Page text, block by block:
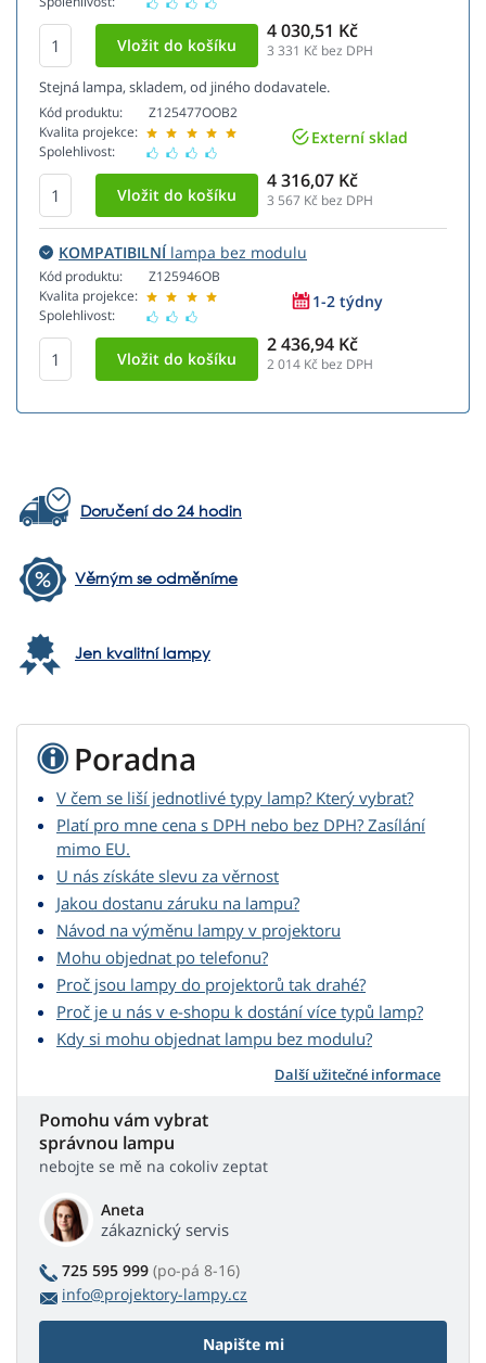
4 030,51 Kč
3 331 Kč bez DPH
Stejná lampa, skladem, od jiného dodavatele.
Kód produktu:
Kvalita projekce:
Spolehlivost:
Z125477OOB2
Externí sklad
4 316,07 Kč
3 567 Kč bez DPH
KOMPATIBILNÍlampa bez modulu
Kód produktu:
Kvalita projekce:
Spolehlivost:
Z125946OB
1-2 týdny
2 436,94 Kč
2 014 Kč bez DPH
Doručení do 24 hodin
Věrným se odměníme
Jen kvalitní lampy
Poradna
V čem se liší jednotlivé typy lamp? Který vybrat?
Platí pro mne cena s DPH nebo bez DPH? Zasílání
mimo EU.
U nás získáte slevu za věrnost
Jakou dostanu záruku na lampu?
Návod na výměnu lampy v projektoru
Mohu objednat po telefonu?
Proč jsou lampy do projektorů tak drahé?
Proč je u nás v e-shopu k dostání více typů lamp?
Kdy si mohu objednat lampu bez modulu?
Další užitečné informace
Pomohu vám vybrat
správnou lampu
nebojte se mě na cokoliv zeptat
Aneta
zákaznický servis
725 595 999 (po-pá 8-16)
info@projektory-lampy.cz
Napište mi